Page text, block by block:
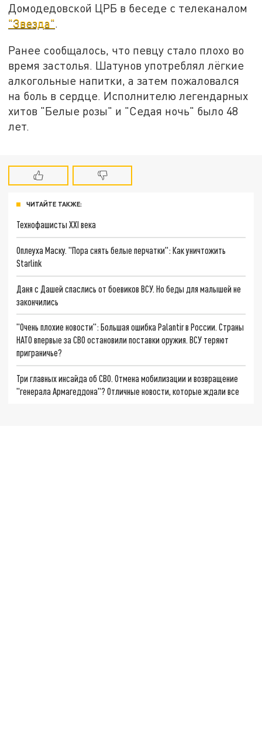
Домодедовской ЦРБ в беседе с телеканалом
"Звезда".
Ранее сообщалось, что певцу стало плохо во
время застолья. Шатунов употреблял лёгкие
алкогольные напитки, а затем пожаловался
на боль в сердце. Исполнителю легендарных
хитов "Белые розы" и "Седая ночь" было 48
лет.
ЧИТАЙТЕ ТАКЖЕ:
Технофашисты XXI века
Оплеуха Маску. "Пора снять белые перчатки": Как уничтожить
Starlink
Даня с Дашей спаслись от боевиков ВСУ. Но беды для малышей не
закончились
"Очень плохие новости": Большая ошибка Palantir в России. Страны
НАТО впервые за СВО остановили поставки оружия. ВСУ теряют
приграничье?
Три главных инсайда об СВО. Отмена мобилизации и возвращение
"генерала Армагеддона"? Отличные новости, которые ждали все